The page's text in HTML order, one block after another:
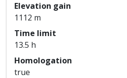
Elevation gain
1112 m
Time limit
13.5 h
Homologation
true